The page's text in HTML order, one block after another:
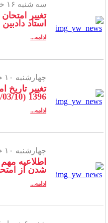
سه شنبه ۱۶ خرداد ۱۳۹۶ -
استاد دادبین (96/03/28)
ادامه...
چهارشنبه ۱۰ خرداد ۱۳۹۶ -
1396 (96/03/10)
ادامه...
چهارشنبه ۱۰ خرداد ۱۳۹۶ -
اطلاعیه
شدن از امتحان (96/
ادامه...